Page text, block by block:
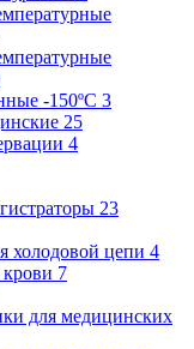
-150ºC 3
25
4
23
холодовой цепи 4
7
для медицинских